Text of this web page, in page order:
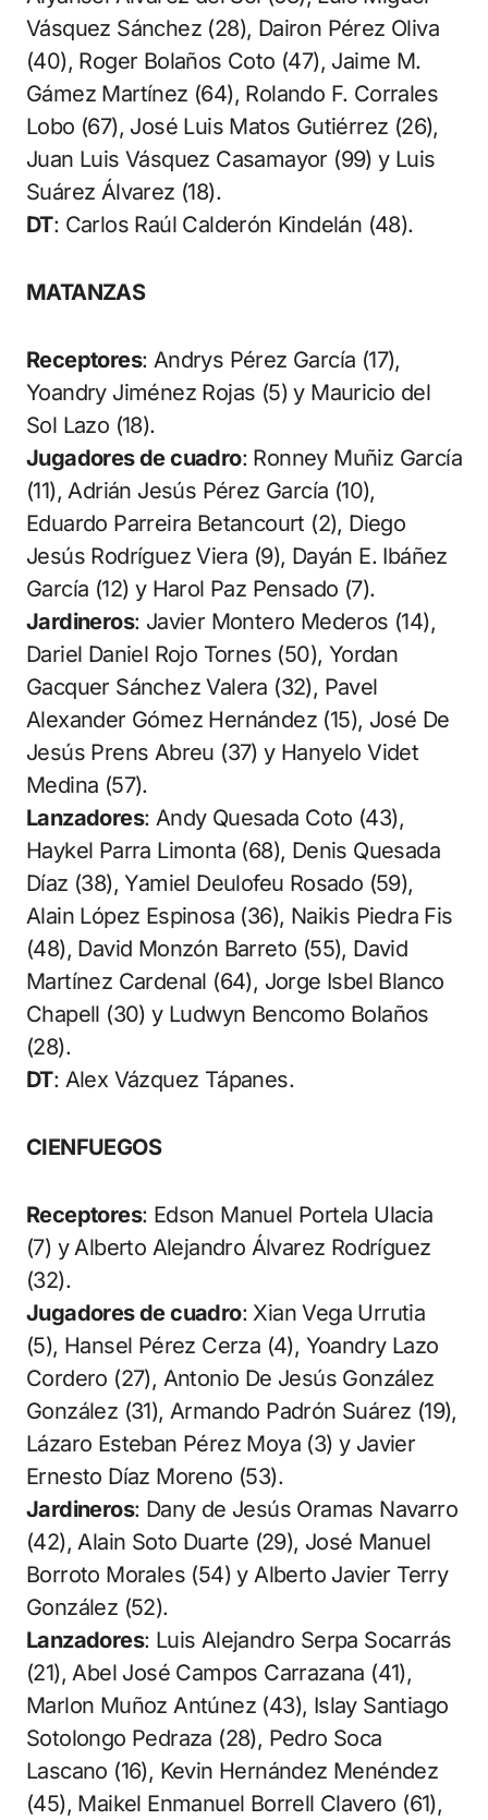
Vásquez Sánchez (28), Dairon Pérez Oliva
(40), Roger Bolaños Coto (47), Jaime M.
Gámez Martínez (64), Rolando F. Corrales
Lobo (67), José Luis Matos Gutiérrez (26),
Juan Luis Vásquez Casamayor (99) y Luis
Suárez Álvarez (18).
DT: Carlos Raúl Calderón Kindelán (48).
MATANZAS
Receptores: Andrys Pérez García (17),
Yoandry Jiménez Rojas (5) y Mauricio del
Sol Lazo (18).
Jugadores de cuadro: Ronney Muñiz García
(11), Adrián Jesús Pérez García (10),
Eduardo Parreira Betancourt (2), Diego
Jesús Rodríguez Viera (9), Dayán E. Ibáñez
García (12) y Harol Paz Pensado (7).
Jardineros: Javier Montero Mederos (14),
Dariel Daniel Rojo Tornes (50), Yordan
Gacquer Sánchez Valera (32), Pavel
Alexander Gómez Hernández (15), José De
Jesús Prens Abreu (37) y Hanyelo Videt
Medina (57).
Lanzadores: Andy Quesada Coto (43),
Haykel Parra Limonta (68), Denis Quesada
Díaz (38), Yamiel Deulofeu Rosado (59),
Alain López Espinosa (36), Naikis Piedra Fis
(48), David Monzón Barreto (55), David
Martínez Cardenal (64), Jorge Isbel Blanco
Chapell (30) y Ludwyn Bencomo Bolaños
(28).
DT: Alex Vázquez Tápanes.
CIENFUEGOS
Receptores: Edson Manuel Portela Ulacia
(7) y Alberto Alejandro Álvarez Rodríguez
(32).
Jugadores de cuadro: Xian Vega Urrutia
(5), Hansel Pérez Cerza (4), Yoandry Lazo
Cordero (27), Antonio De Jesús González
González (31), Armando Padrón Suárez (19),
Lázaro Esteban Pérez Moya (3) y Javier
Ernesto Díaz Moreno (53).
Jardineros: Dany de Jesús Oramas Navarro
(42), Alain Soto Duarte (29), José Manuel
Borroto Morales (54) y Alberto Javier Terry
González (52).
Lanzadores: Luis Alejandro Serpa Socarrás
(21), Abel José Campos Carrazana (41),
Marlon Muñoz Antúnez (43), Islay Santiago
Sotolongo Pedraza (28), Pedro Soca
Lascano (16), Kevin Hernández Menéndez
(45), Maikel Enmanuel Borrell Clavero (61),